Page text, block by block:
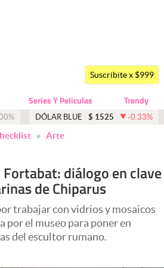
Suscribite x $999
Series Y Peliculas Trendy
% DÓLAR BLUE $ 1525 -0.33%
Arte
diálogo en clave
de Chiparus
trabajar con vidrios y mosaicos
por el museo para poner en
del escultor rumano.